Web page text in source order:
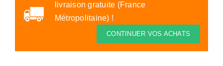
Tote Bags
livraison gratuite (France
Métropolitaine) !
CONTINUER VOS ACHATS